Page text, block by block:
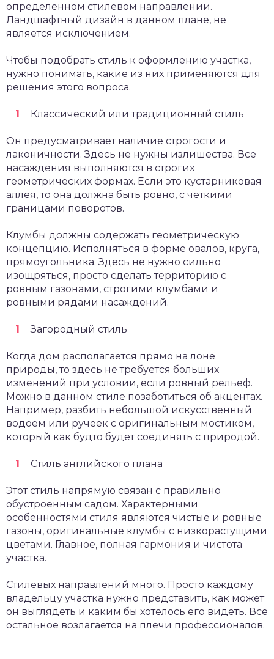
определенном стилевом направлении.
Ландшафтный дизайн в данном плане, не
является исключением.
Чтобы подобрать стиль к оформлению участка,
нужно понимать, какие из них применяются для
решения этого вопроса.
Классический или традиционный стиль
Он предусматривает наличие строгости и
лаконичности. Здесь не нужны излишества. Все
насаждения выполняются в строгих
геометрических формах. Если это кустарниковая
аллея, то она должна быть ровно, с четкими
границами поворотов.
Клумбы должны содержать геометрическую
концепцию. Исполняться в форме овалов, круга,
прямоугольника. Здесь не нужно сильно
изощряться, просто сделать территорию с
ровным газонами, строгими клумбами и
ровными рядами насаждений.
Загородный стиль
Когда дом располагается прямо на лоне
природы, то здесь не требуется больших
изменений при условии, если ровный рельеф.
Можно в данном стиле позаботиться об акцентах.
Например, разбить небольшой искусственный
водоем или ручеек с оригинальным мостиком,
который как будто будет соединять с природой.
Стиль английского плана
Этот стиль напрямую связан с правильно
обустроенным садом. Характерными
особенностями стиля являются чистые и ровные
газоны, оригинальные клумбы с низкорастущими
цветами. Главное, полная гармония и чистота
участка.
Стилевых направлений много. Просто каждому
владельцу участка нужно представить, как может
он выглядеть и каким бы хотелось его видеть. Все
остальное возлагается на плечи профессионалов.